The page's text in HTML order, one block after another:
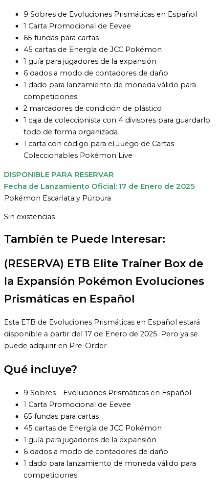
9 Sobres de Evoluciones Prismáticas en Español
1 Carta Promocional de Eevee
65 fundas para cartas
45 cartas de Energía de JCC Pokémon
1 guía para jugadores de la expansión
6 dados a modo de contadores de daño
1 dado para lanzamiento de moneda válido para
competiciones
2 marcadores de condición de plástico
1 caja de coleccionista con 4 divisores para guardarlo
todo de forma organizada
1 carta con código para el Juego de Cartas
Coleccionables Pokémon Live
DISPONIBLE PARA RESERVAR
Fecha de Lanzamiento Oficial: 17 de Enero de 2025
Pokémon Escarlata y Púrpura
Sin existencias
También te Puede Interesar:
(RESERVA) ETB Elite Trainer Box de
la Expansión Pokémon Evoluciones
Prismáticas en Español
Esta ETB de Evoluciones Prismáticas en Español estará
disponible a partir del 17 de Enero de 2025. Pero ya se
puede adquirir en Pre-Order
Qué incluye?
9 Sobres – Evoluciones Prismáticas en Español
1 Carta Promocional de Eevee
65 fundas para cartas
45 cartas de Energía de JCC Pokémon
1 guía para jugadores de la expansión
6 dados a modo de contadores de daño
1 dado para lanzamiento de moneda válido para
competiciones